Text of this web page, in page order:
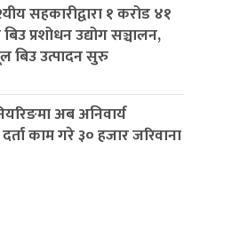
सहकारीद्वारा १ करोड ४१
प्रशोधन उद्योग सञ्चालन,
बिउ उत्पादन सुरु
अब अनिवार्य
काम गरे ३० हजार जरिवाना